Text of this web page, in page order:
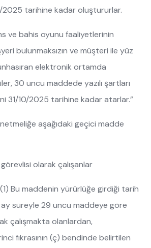
2025 tarihine kadar oluştururlar.
ve bahis oyunu faaliyetlerinin
bulunmaksızın ve müşteri ile yüz
elektronik ortamda
30 uncu maddede yazılı şartları
31/10/2025 tarihine kadar atarlar.”
aşağıdaki geçici madde
olarak çalışanlar
Bu maddenin yürürlüğe girdiği tarih
ay süreyle 29 uncu maddeye göre
çalışmakta olanlardan,
fıkrasının (ç) bendinde belirtilen